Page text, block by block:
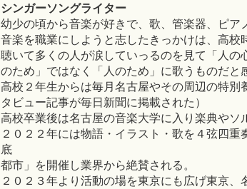
シンガーソングライター
幼少の頃から音楽が好きで、歌、管楽器、ピア
音楽を職業にしようと志したきっかけは、高
聴いて多くの人が涙していっるのを見て「人
のため」ではなく「人のため」に歌うものだと
高校２年生からは毎月名古屋やその周辺の特
タビュー記事が毎日新聞に掲載された）
高校卒業後は名古屋の音楽大学に入り楽典や
２０２２年には物語・イラスト・歌を４弦四
底
都市」を開催し業界から絶賛される。
２０２３年より活動の場を東京にも広げ東京